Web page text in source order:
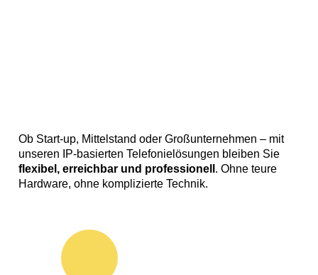
Ob Start-up, Mittelstand oder Großunternehmen – mit
unseren IP-basierten Telefonielösungen bleiben Sie
flexibel, erreichbar und professionell . Ohne teure
Hardware, ohne komplizierte Technik.